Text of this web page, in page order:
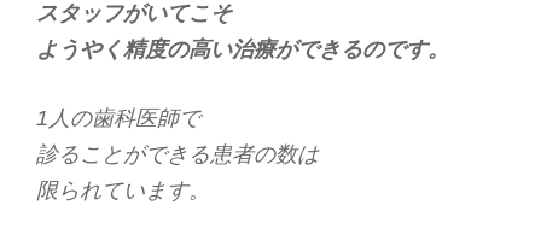
スタッフがいてこそ
ようやく精度の高い治療ができるのです。
1人の歯科医師で
診ることができる患者の数は
限られています。